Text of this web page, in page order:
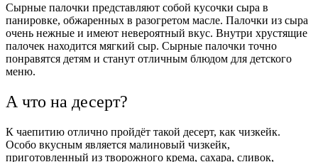
Сырные палочки представляют собой кусочки сыра в
панировке, обжаренных в разогретом масле. Палочки из сыра
очень нежные и имеют невероятный вкус. Внутри хрустящие
палочек находится мягкий сыр. Сырные палочки точно
понравятся детям и станут отличным блюдом для детского
меню.
А что на десерт?
К чаепитию отлично пройдёт такой десерт, как чизкейк.
Особо вкусным является малиновый чизкейк,
приготовленный из творожного крема, сахара, сливок,